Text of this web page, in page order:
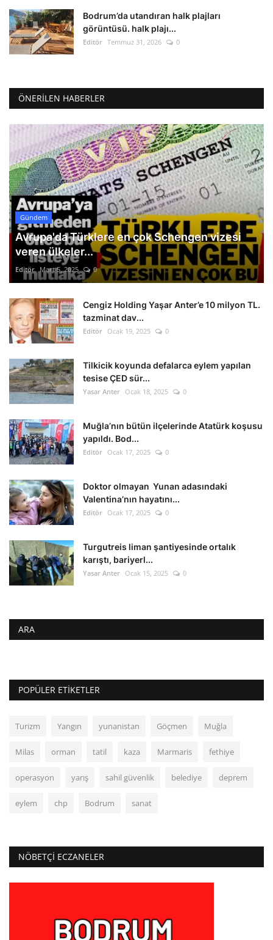
Bodrum’da utandıran halk plajları
görüntüsü. halk plajı...
Editör Temmuz 31, 2026 0
ÖNERILEN HABERLER
Gündem
Avrupa'da Türklere en çok Schengen vizesi
veren ülkeler...
Editör Mart 5, 2025 0
Cengiz Holding Yaşar Anter’e 10 milyon TL.
tazminat dav...
Editör Ocak 19, 2025 0
Tilkicik koyunda defalarca eylem yapılan
tesise ÇED sür...
Yasar Anter Ocak 18, 2025 0
Muğla’nın bütün ilçelerinde Atatürk koşusu
yapıldı. Bod...
Editör Ocak 17, 2025 0
Doktor olmayan Yunan adasındaki
Valentina’nın hayatını...
Editör Ocak 17, 2025 0
Turgutreis liman şantiyesinde ortalık
karıştı, bariyerl...
Yasar Anter Ocak 15, 2025 0
ARA
POPÜLER ETIKETLER
Turizm Yangın yunanistan Göçmen Muğla
Milas orman tatil kaza Marmaris fethiye
operasyon yarış sahil güvenlik belediye deprem
eylem chp Bodrum sanat
NÖBETÇI ECZANELER